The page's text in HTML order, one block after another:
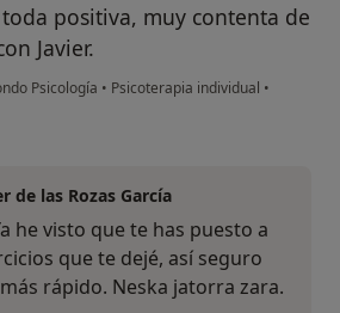
positiva, muy contenta de
Javier.
Psicología • Psicoterapia individual •
de las Rozas García
he visto que te has puesto a
que te dejé, así seguro
rápido. Neska jatorra zara.